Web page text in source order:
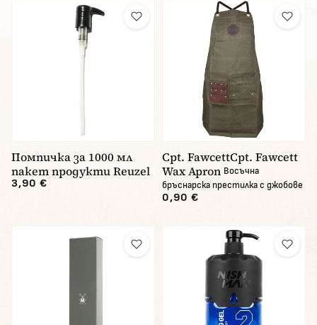
Помпичка за 1000 мл
пакет продукти Reuzel
3,90 €
Cpt. FawcettCpt. Fawcett
Wax Apron Восъчна
бръснарска престилка с джобове
0,90 €